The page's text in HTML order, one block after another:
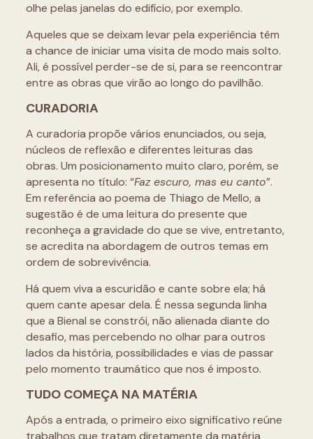
olhe pelas janelas do edifício, por exemplo.
Aqueles que se deixam levar pela experiência têm
a chance de iniciar uma visita de modo mais solto.
Ali, é possível perder-se de si, para se reencontrar
entre as obras que virão ao longo do pavilhão.
CURADORIA
A curadoria propõe vários enunciados, ou seja,
núcleos de reflexão e diferentes leituras das
obras. Um posicionamento muito claro, porém, se
apresenta no título: “Faz escuro, mas eu canto”.
Em referência ao poema de Thiago de Mello, a
sugestão é de uma leitura do presente que
reconheça a gravidade do que se vive, entretanto,
se acredita na abordagem de outros temas em
ordem de sobrevivência.
Há quem viva a escuridão e cante sobre ela; há
quem cante apesar dela. É nessa segunda linha
que a Bienal se constrói, não alienada diante do
desafio, mas percebendo no olhar para outros
lados da história, possibilidades e vias de passar
pelo momento traumático que nos é imposto.
TUDO COMEÇA NA MATÉRIA
Após a entrada, o primeiro eixo significativo reúne
trabalhos que tratam diretamente da matéria